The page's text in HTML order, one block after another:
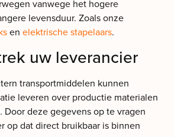
vanwege het hogere
levensduur. Zoals onze
en elektrische stapelaars.
uw leverancier
transportmiddelen kunnen
leveren over productie materialen
Door deze gegevens op te vragen
op dat direct bruikbaar is binnen